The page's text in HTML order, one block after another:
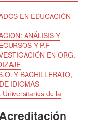
EN EDUCACIÓN
ANÁLISIS Y
Y P.F
EN ORG.
Y BACHILLERATO,
IDIOMAS
Universitarios de la